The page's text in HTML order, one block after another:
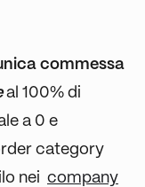
commessa
al 100% di
a 0 e
category
nei company